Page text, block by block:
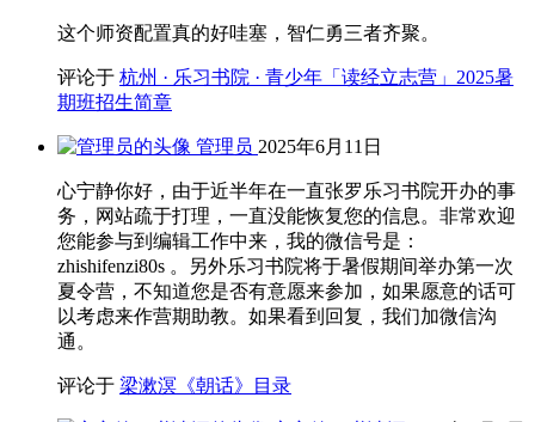
这个师资配置真的好哇塞，智仁勇三者齐聚。
评论于 杭州 · 乐习书院 · 青少年「读经立志营」2025暑
期班招生简章
管理员 2025年6月11日
心宁静你好，由于近半年在一直张罗乐习书院开办的事
务，网站疏于打理，一直没能恢复您的信息。非常欢迎
您能参与到编辑工作中来，我的微信号是：
zhishifenzi80s 。另外乐习书院将于暑假期间举办第一次
夏令营，不知道您是否有意愿来参加，如果愿意的话可
以考虑来作营期助教。如果看到回复，我们加微信沟
通。
评论于 梁漱溟《朝话》目录